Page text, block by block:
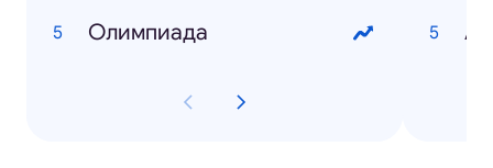
Олимпиада